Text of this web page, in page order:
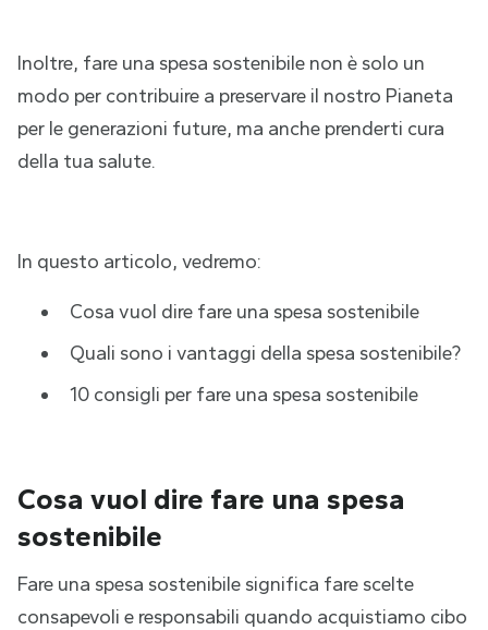
Inoltre, fare una spesa sostenibile non è solo un
modo per contribuire a preservare il nostro Pianeta
per le generazioni future, ma anche prenderti cura
della tua salute.
In questo articolo, vedremo:
Cosa vuol dire fare una spesa sostenibile
Quali sono i vantaggi della spesa sostenibile?
10 consigli per fare una spesa sostenibile
Cosa vuol dire fare una spesa
sostenibile
Fare una spesa sostenibile significa fare scelte
consapevoli e responsabili quando acquistiamo cibo